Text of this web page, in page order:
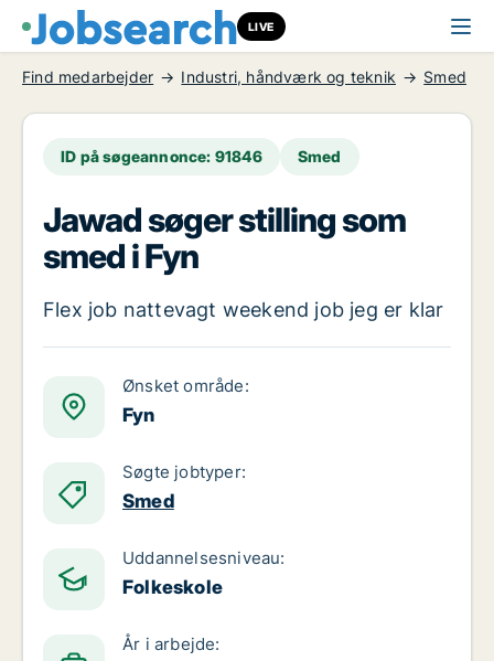
LIVE
Find medarbejder Industri, håndværk og teknik Smed
ID på søgeannonce: 91846 Smed
Jawad søger stilling som
smed i Fyn
Flex job nattevagt weekend job jeg er klar
Ønsket område:
Fyn
Søgte jobtyper:
Smed
Uddannelsesniveau:
Folkeskole
År i arbejde: